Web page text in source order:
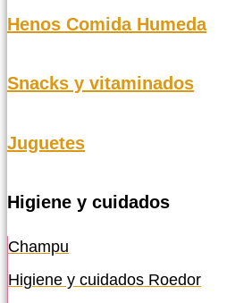
Henos Comida Humeda
Snacks y vitaminados
Juguetes
Higiene y cuidados
Champu
Higiene y cuidados Roedor